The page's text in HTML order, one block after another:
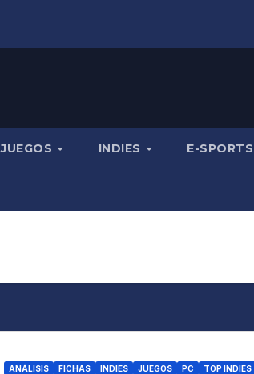
JUEGOS INDIES E-SPORTS
ANÁLISIS FICHAS INDIES JUEGOS PC
TOP INDIES